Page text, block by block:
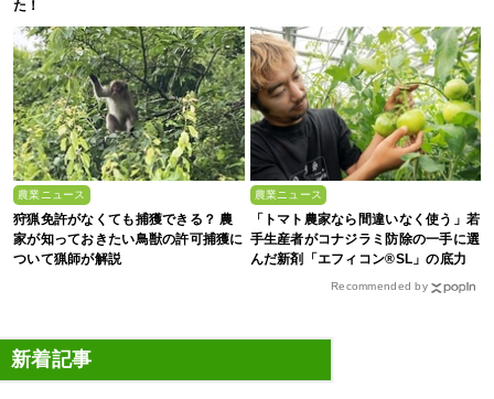
た！
農業ニュース
狩猟免許がなくても捕獲できる？ 農
家が知っておきたい鳥獣の許可捕獲に
ついて猟師が解説
農業ニュース
「トマト農家なら間違いなく使う」若
手生産者がコナジラミ防除の一手に選
んだ新剤「エフィコン®SL」の底力
Recommended by
新着記事